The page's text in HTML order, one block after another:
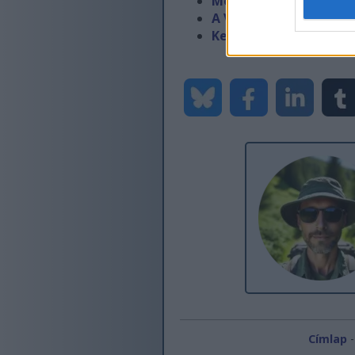
A Visual Studio a
Keresési mező
Címlap -